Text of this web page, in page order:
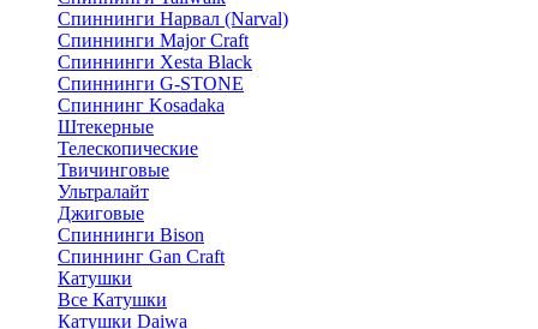
Спиннинги Нарвал (Narval)
Спиннинги Major Craft
Спиннинги Xesta Black
Спиннинги G-STONE
Спиннинг Kosadaka
Штекерные
Телескопические
Твичинговые
Ультралайт
Джиговые
Спиннинги Bison
Спиннинг Gan Craft
Катушки
Все Катушки
Катушки Daiwa